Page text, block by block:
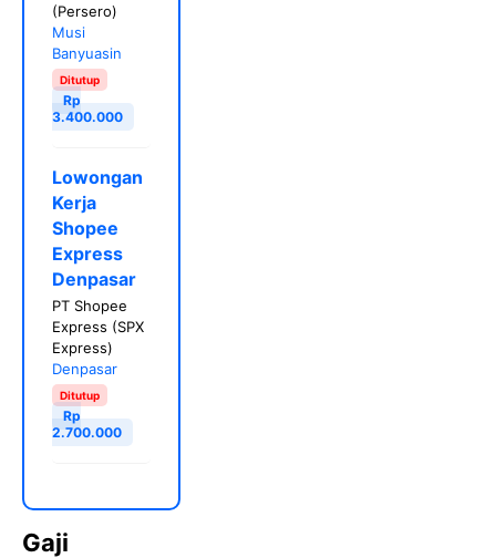
(Persero)
Musi
Banyuasin
Ditutup
Rp
3.400.000
Lowongan
Kerja
Shopee
Express
Denpasar
PT Shopee
Express (SPX
Express)
Denpasar
Ditutup
Rp
2.700.000
Gaji